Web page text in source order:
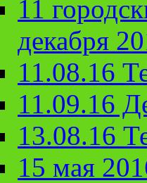
11
декабря
11.08.16
11.09.16
13.08.16
15 мая